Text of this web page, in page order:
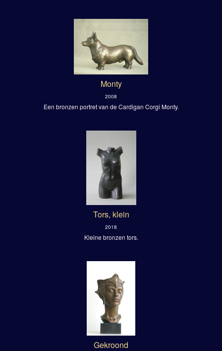
Monty
2008
Een bronzen portret van de Cardigan Corgi Monty.
Tors, klein
2018
Kleine bronzen tors.
Gekroond